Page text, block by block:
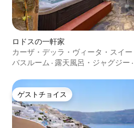
ロドスの一軒家
カーザ・デッラ・ヴィータ・スイ
バスルーム · 露天風呂・ジャグジー ·
ゲストチョイス
ゲストチョイス